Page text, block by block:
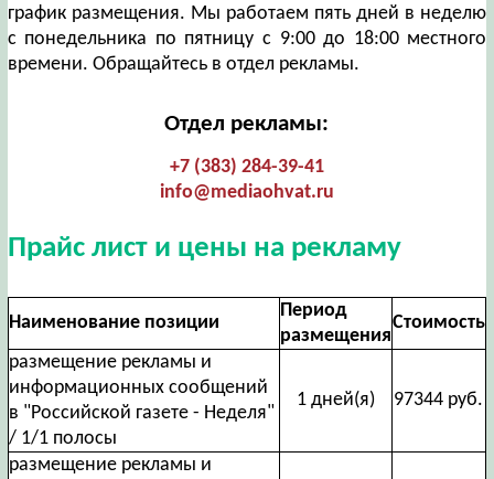
график размещения. Мы работаем пять дней в неделю
с понедельника по пятницу с 9:00 до 18:00 местного
времени. Обращайтесь в отдел рекламы.
Отдел рекламы:
+7 (383) 284-39-41
info@mediaohvat.ru
Прайс лист и цены на рекламу
Наименование позиции
Период
размещения
Стоимость
размещение рекламы и
информационных сообщений
в "Российской газете - Неделя"
/ 1/1 полосы
1 дней(я) 97344 руб.
размещение рекламы и